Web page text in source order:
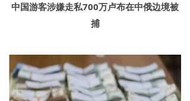
中国游客涉嫌走私700万卢布在中俄边境被
捕